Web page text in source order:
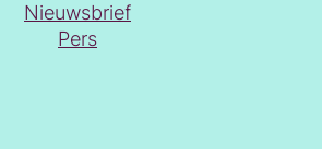
Nieuwsbrief
Pers